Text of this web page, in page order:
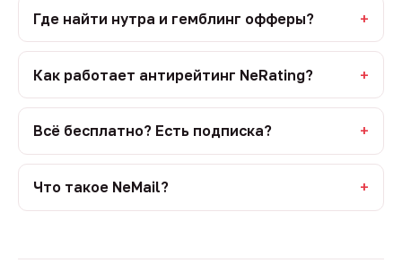
Где найти нутра и гемблинг офферы?
Как работает антирейтинг NeRating?
Всё бесплатно? Есть подписка?
Что такое NeMail?